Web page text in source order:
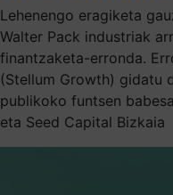
Lehenengo eragiketa
Walter Pack industriak
finantzaketa-erronda.
(Stellum Growth) gidatu
publikoko funtsen
eta Seed Capital Bizkaia